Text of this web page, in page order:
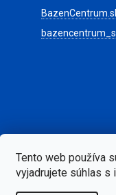
Tento web používa
vyjadrujete súhlas s